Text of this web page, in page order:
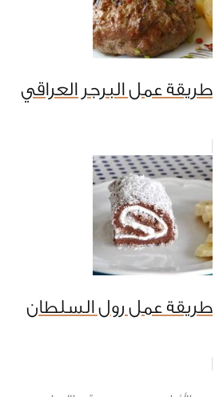
طريقة عمل البرجر العراقي
طريقة عمل رول السلطان